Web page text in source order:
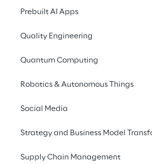
Prebuilt AI Apps
Quality Engineering
Quantum Computing
Robotics & Autonomous Things
Social Media
Strategy and Business Model
Supply Chain Management